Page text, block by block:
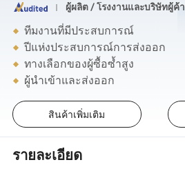
ผู้ผลิต / โรงงานและบริษัทผู้ค้า
ทีมงานที่มีประสบการณ์
ปีแห่งประสบการณ์การส่งออก
ทางเลือกของผู้ซื้อซ้ำสูง
ผู้นำเข้าและส่งออก
สินค้าเพิ่มเติม
รายละเอียด